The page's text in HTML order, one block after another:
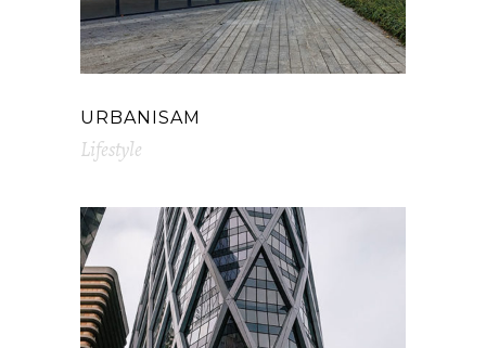
URBANISAM
Lifestyle